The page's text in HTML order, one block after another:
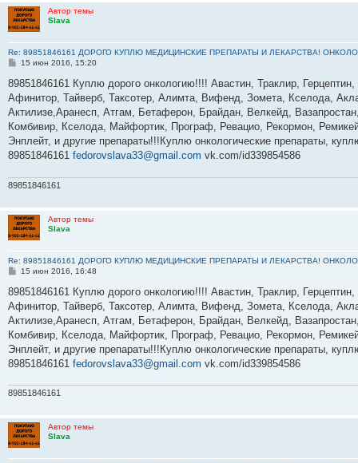
Автор темы
Slava
Re: 89851846161 ДОРОГО КУПЛЮ МЕДИЦИНСКИЕ ПРЕПАРАТЫ И ЛЕКАРСТВА!
С
о
щ
е
и
е
15 июн 2016, 15:20
89851846161 Куплю дорого онкологию!!!! Авастин, Траклир,
Афинитор, Тайверб, Таксотер, Алимта, Вифенд, Зомета, Кселода,
Актилизе,Аранесп, Атгам, Бетаферон, Брайдан, Велкейд,
Комбивир, Кселода, Майфортик, Програф, Ревацио, Рекормон,
Энплейт, и другие препараты!!!Куплю онкологические препараты,
89851846161 fedorovslava33@gmail.com vk.com/id339854586
89851846161
Автор темы
Slava
Re: 89851846161 ДОРОГО КУПЛЮ МЕДИЦИНСКИЕ ПРЕПАРАТЫ И ЛЕКАРСТВА!
С
о
щ
е
и
е
15 июн 2016, 16:48
89851846161 Куплю дорого онкологию!!!! Авастин, Траклир,
Афинитор, Тайверб, Таксотер, Алимта, Вифенд, Зомета, Кселода,
Актилизе,Аранесп, Атгам, Бетаферон, Брайдан, Велкейд,
Комбивир, Кселода, Майфортик, Програф, Ревацио, Рекормон,
Энплейт, и другие препараты!!!Куплю онкологические препараты,
89851846161 fedorovslava33@gmail.com vk.com/id339854586
89851846161
Автор темы
Slava